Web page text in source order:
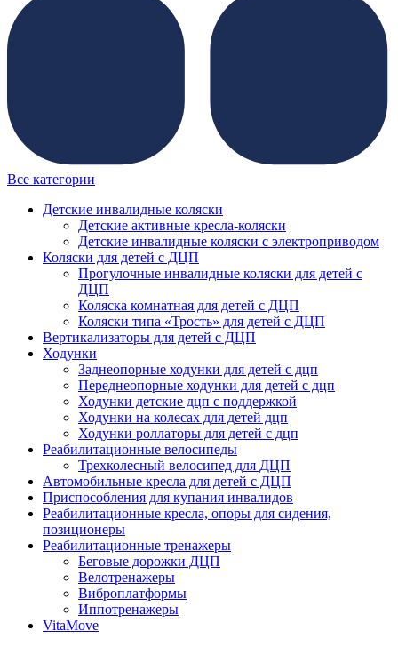
Все категории
Детские инвалидные коляски
Детские активные кресла-коляски
Детские инвалидные коляски с электроприводом
Коляски для детей с ДЦП
Прогулочные инвалидные коляски для детей с
ДЦП
Коляска комнатная для детей с ДЦП
Коляски типа «Трость» для детей с ДЦП
Вертикализаторы для детей с ДЦП
Ходунки
Заднеопорные ходунки для детей с дцп
Переднеопорные ходунки для детей с дцп
Ходунки детские дцп с поддержкой
Ходунки на колесах для детей дцп
Ходунки роллаторы для детей с дцп
Реабилитационные велосипеды
Трехколесный велосипед для ДЦП
Автомобильные кресла для детей с ДЦП
Приспособления для купания инвалидов
Реабилитационные кресла, опоры для сидения,
позиционеры
Реабилитационные тренажеры
Беговые дорожки ДЦП
Велотренажеры
Виброплатформы
Иппотренажеры
VitaMove